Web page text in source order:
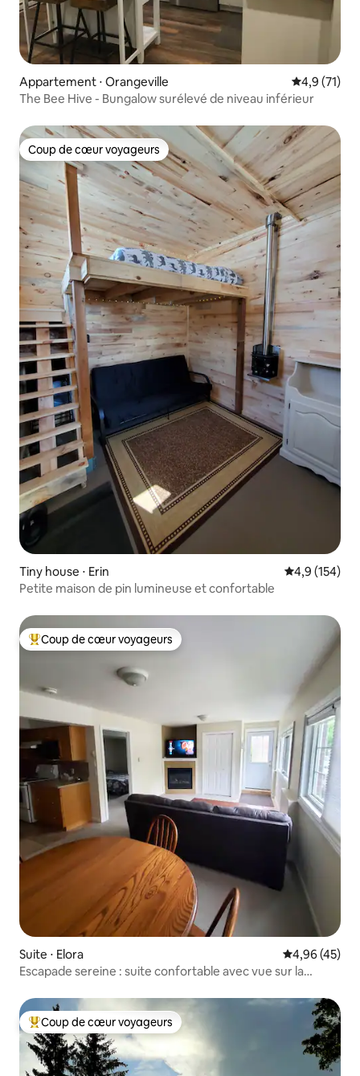
Appartement ⋅ Orangeville Évaluation
4,9 (71)
The Bee Hive - Bungalow surélevé de niveau inférieur
Coup de cœur voyageurs
Coup de cœur voyageurs
Tiny house ⋅ Erin Évaluation
4,9 (154)
Petite maison de pin lumineuse et confortable
Coups de cœur voyageurs les plus appréciés
Coup de cœur voyageurs
Suite ⋅ Elora Évaluation
4,96 (45)
Escapade sereine : suite confortable avec vue sur la
Coups de cœur voyageurs les plus appréciés
Coup de cœur voyageurs